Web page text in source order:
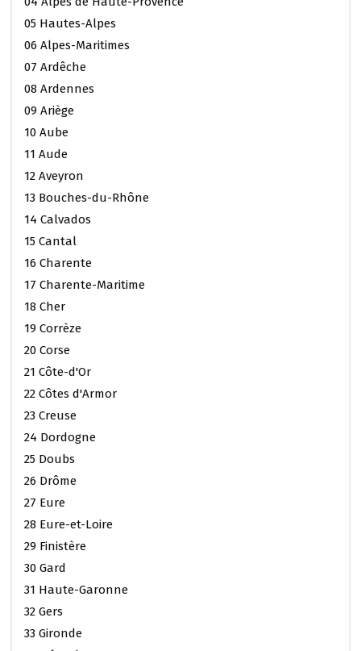
05 Hautes-Alpes
06 Alpes-Maritimes
07 Ardêche
08 Ardennes
09 Ariège
10 Aube
11 Aude
12 Aveyron
13 Bouches-du-Rhône
14 Calvados
15 Cantal
16 Charente
17 Charente-Maritime
18 Cher
19 Corrèze
20 Corse
21 Côte-d'Or
22 Côtes d'Armor
23 Creuse
24 Dordogne
25 Doubs
26 Drôme
27 Eure
28 Eure-et-Loire
29 Finistère
30 Gard
31 Haute-Garonne
32 Gers
33 Gironde